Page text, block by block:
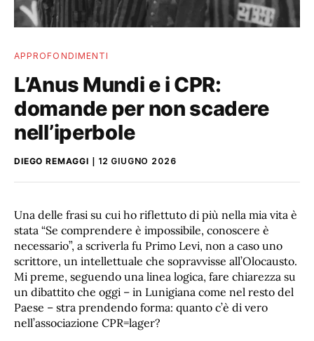
APPROFONDIMENTI
L’Anus Mundi e i CPR:
domande per non scadere
nell’iperbole
DIEGO REMAGGI 12 GIUGNO 2026
Una delle frasi su cui ho riflettuto di più nella mia vita è
stata “Se comprendere è impossibile, conoscere è
necessario”, a scriverla fu Primo Levi, non a caso uno
scrittore, un intellettuale che sopravvisse all’Olocausto.
Mi preme, seguendo una linea logica, fare chiarezza su
un dibattito che oggi – in Lunigiana come nel resto del
Paese – stra prendendo forma: quanto c’è di vero
nell’associazione CPR=lager?